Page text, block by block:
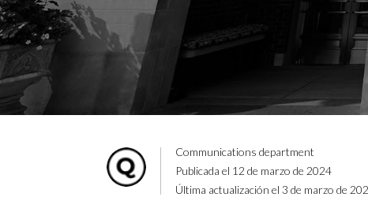
Communications department
Publicada el 12 de marzo de 2024
Última actualización el 3 de marzo de